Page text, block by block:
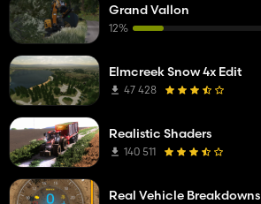
Grand Vallon
12%
Elmcreek Snow 4x Edit
47 428
Realistic Shaders
140 511
Real Vehicle Breakdowns